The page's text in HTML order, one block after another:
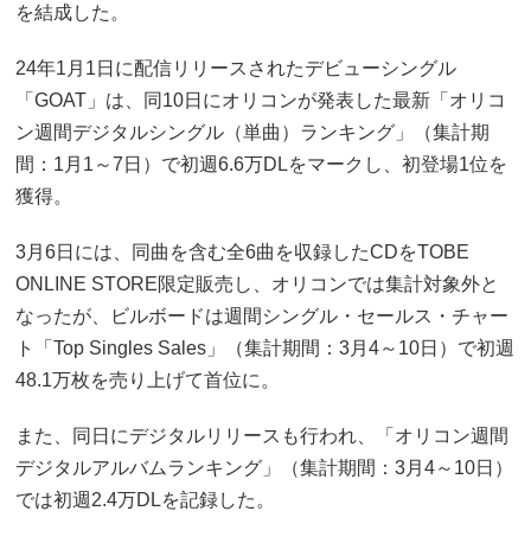
を結成した。
24年1月1日に配信リリースされたデビューシングル
「GOAT」は、同10日にオリコンが発表した最新「オリコ
ン週間デジタルシングル（単曲）ランキング」（集計期
間：1月1～7日）で初週6.6万DLをマークし、初登場1位を
獲得。
3月6日には、同曲を含む全6曲を収録したCDをTOBE
ONLINE STORE限定販売し、オリコンでは集計対象外と
なったが、ビルボードは週間シングル・セールス・チャー
ト「Top Singles Sales」（集計期間：3月4～10日）で初週
48.1万枚を売り上げて首位に。
また、同日にデジタルリリースも行われ、「オリコン週間
デジタルアルバムランキング」（集計期間：3月4～10日）
では初週2.4万DLを記録した。